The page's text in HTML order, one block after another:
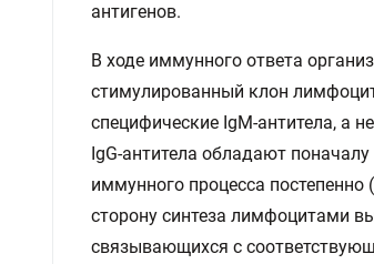
антигенов.
В ходе иммунного ответа
стимулированный клон
специфические IgM-антитела, а
IgG-антитела обладают
иммунного процесса
сторону синтеза лимфоцитами
связывающихся с